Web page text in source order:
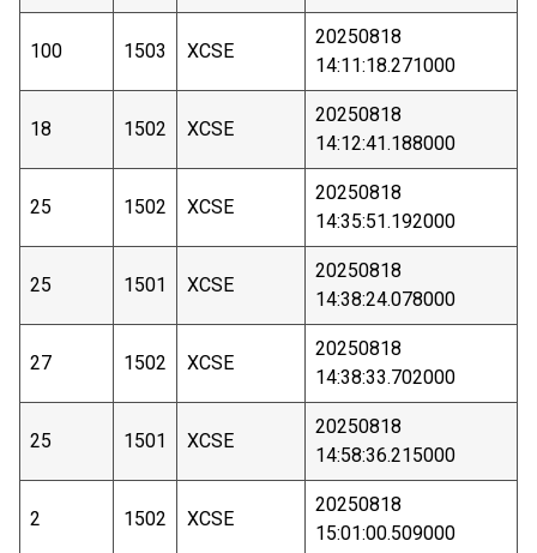
100 1503 XCSE
20250818
14:11:18.271000
18 1502 XCSE
20250818
14:12:41.188000
25 1502 XCSE
20250818
14:35:51.192000
25 1501 XCSE
20250818
14:38:24.078000
27 1502 XCSE
20250818
14:38:33.702000
25 1501 XCSE
20250818
14:58:36.215000
2 1502 XCSE
20250818
15:01:00.509000